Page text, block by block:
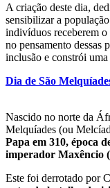
A criação deste dia,
sensibilizar a
indivíduos receberem
no pensamento dessas
inclusão e constrói
Dia de São
Nascido no norte da
Melquíades (ou
Papa em 310, época
imperador Maxêncio
Este foi derrotado por